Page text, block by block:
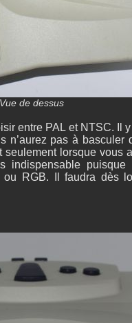
Vue de dessus
entre PAL et NTSC. Il
n’aurez pas à basculer
lorsque vous
indispensable
RGB. Il faudra dès